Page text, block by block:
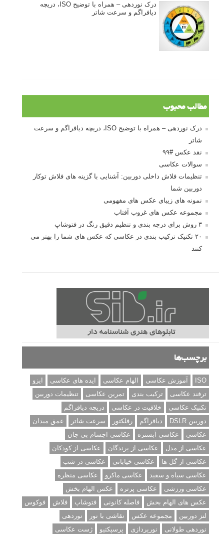
درک نوردهی – همراه با توضیح ISO، دریچه
دیافراگم و سرعت شاتر
مطالب محبوب
درک نوردهی – همراه با توضیح ISO، دریچه دیافراگم و سرعت
شاتر
نقد عکس #۹۹
سوالات عکاسی
تنظیمات فلاش داخلی دوربین: آشنایی با گزینه های فلاش توکار
دوربین شما
نمونه های زیبای عکس های مفهومی
مجموعه عکس های غروب آفتاب
۳ روش برای درجه بندی و تنظیم دقیق رنگ در فتوشاپ
۲۰ تکنیک ترکیب بندی در عکاسی که عکس های شما را بهتر می
کنند
برچسب‌ها
ISO آموزش عکاسی الهام عکاسی ایده های عکاسی
ایزو
ترفند عکاسی
ترکیب بندی تمرین عکاسی
تنظیمات دوربین
تکنیک عکاسی
خلاقیت در عکاسی
دریچه دیافراگم
دوربین DSLR
دیافراگم رفلکتور سرعت شاتر
عمق میدان
عکاسی
عکاسی آبستره
عکاسی اجسام بی جان
عکاسی از مدل
عکاسی از پرندگان
عکاسی از کودکان
عکاسی از گل ها
عکاسی خیابانی
عکاسی در شب
عکاسی سیاه و سفید
عکاسی ماکرو
عکاسی منظره
عکاسی ورزشی
عکاسی پرتره
عکس الهام بخش
عکس های الهام بخش
فاصله کانونی فتوشاپ فلاش
فوکوس
لنز دوربین
مجموعه عکس نقاشی با نور
نوردهی
نوردهی طولانی
نورپردازی پرسپکتیو ژست عکاسی